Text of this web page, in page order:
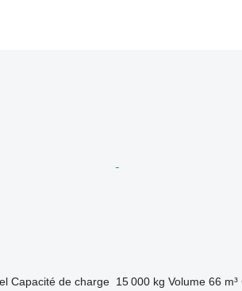
Capacité de charge 15 000 kg Volume 66 m³